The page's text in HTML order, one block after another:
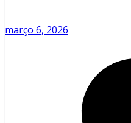
março 6, 2026